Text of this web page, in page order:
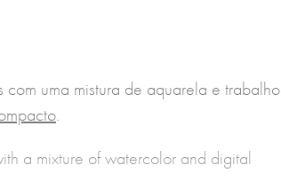
uma mistura de aquarela e trabalho
.
a mixture of watercolor and digital